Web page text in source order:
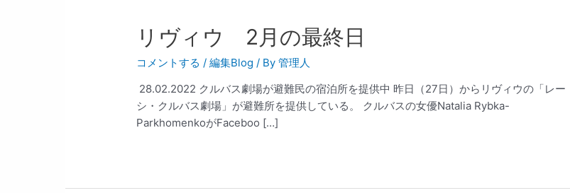
リヴィウ 2月の最終日
コメントする /編集Blog / By管理人
28.02.2022 クルバス劇場が避難民の宿泊所を提供中 昨日（27日）からリヴィウの「レー
シ・クルバス劇場」が避難所を提供している。 クルバスの女優Natalia Rybka-
ParkhomenkoがFaceboo […]